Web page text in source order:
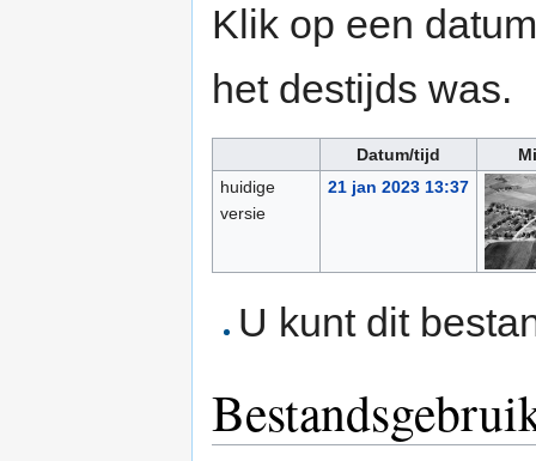
Klik op een
het destijds was.
Datum/tijd
huidige
versie
21 jan 2023 13:37
U kunt dit